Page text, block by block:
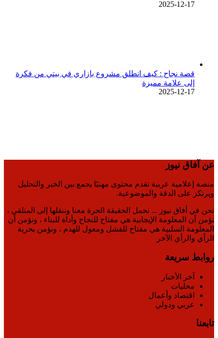
2025-12-17
قصة نجاح : كيف انطلق مشروع بازاري في بيتي من فكرة
إلى علامة مميزة
2025-12-17
عن آفاق نيوز
منصة إعلامية عربية تقدم محتوى مهنيًا يجمع بين الخبر والتحليل
ويرتكز على الدقة والموضوعية.
نحن في أفاق نيوز ... نحمل الحقيقة الحرة معنا وننقلها إلى المتلقي ،
نؤمن أن المعلومة الإيجابية هي مفتاح للنجاح وأداة للبناء ، ونؤمن أن
المعلومة السلبية هي مفتاح للفشل ومعول للهدم ، ونؤمن بحرية
الرأي والرأي الآخر
روابط سريعة
آخر الأخبار
محليات
اقتصاد وأعمال
عربي ودولي
تابعنا